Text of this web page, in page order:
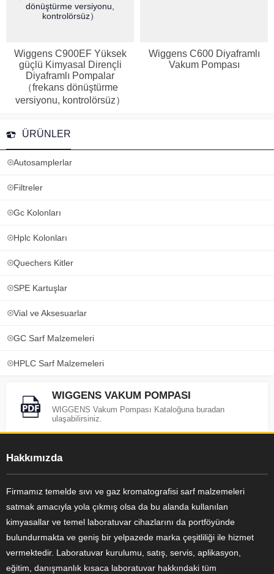
Wiggens C900EF Yüksek
güçlü Kimyasal Dirençli
Diyaframlı Pompalar
（frekans dönüştürme
versiyonu, kontrolörsüz）
Wiggens C600 Diyaframlı
Vakum Pompası
ÜRÜNLER
Autosamplerlar
Filtreler
Gc Kolonları
Hplc Kolonları
Quechers Kitler
SPE Kartuşlar
Vial ve Aksesuarlar
GC Sarf Malzemeleri
HPLC Sarf Malzemeleri
WIGGENS VAKUM POMPASI
WIGGENS Vakum Pompası Kataloğuna buradan
ulaşabilirsiniz.
Hakkımızda
Firmamız temelde sıvı ve gaz kromatografisi sarf malzemeleri
satmak amacıyla yola çıkmış olsa da bu alanda kullanılan
kimyasallar ve temel laboratuvar cihazlarını da portföyünde
bulundurmakta ve geniş bir yelpazede marka çeşitliliği ile hizmet
vermektedir. Laboratuvar kurulumu, satış, servis, aplikasyon,
eğitim, danışmanlık kısaca laboratuvar hakkındaki tüm